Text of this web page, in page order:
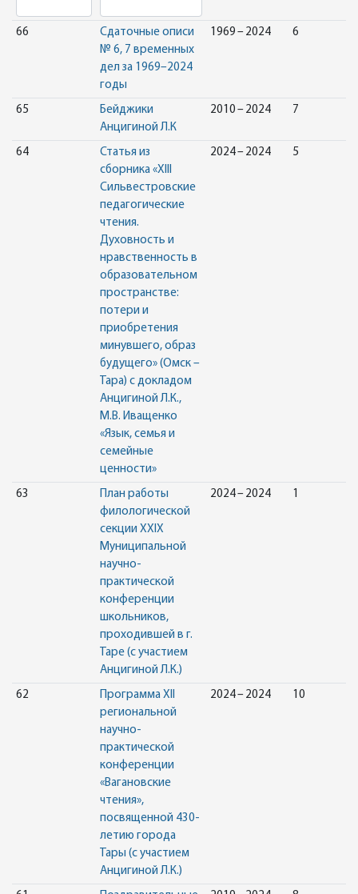
66
Сдаточные описи
№ 6, 7 временных
дел за 1969–2024
годы
1969 – 2024 6
65
Бейджики
Анцигиной Л.К
2010 – 2024 7
64
Статья из
сборника «XIII
Сильвестровские
педагогические
чтения.
Духовность и
нравственность в
образовательном
пространстве:
потери и
приобретения
минувшего, образ
будущего» (Омск –
Тара) с докладом
Анцигиной Л.К.,
М.В. Иващенко
«Язык, семья и
семейные
ценности»
2024 – 2024 5
63
План работы
филологической
секции XXIX
Муниципальной
научно-
практической
конференции
школьников,
проходившей в г.
Таре (с участием
Анцигиной Л.К.)
2024 – 2024 1
62
Программа XII
региональной
научно-
практической
конференции
«Вагановские
чтения»,
посвященной 430-
летию города
Тары (с участием
Анцигиной Л.К.)
2024 – 2024 10